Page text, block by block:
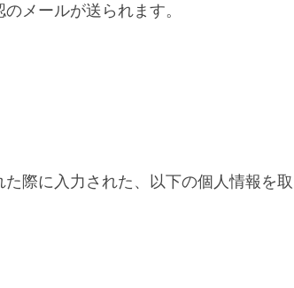
メールが送られます。
際に入力された、以下の個人情報を取